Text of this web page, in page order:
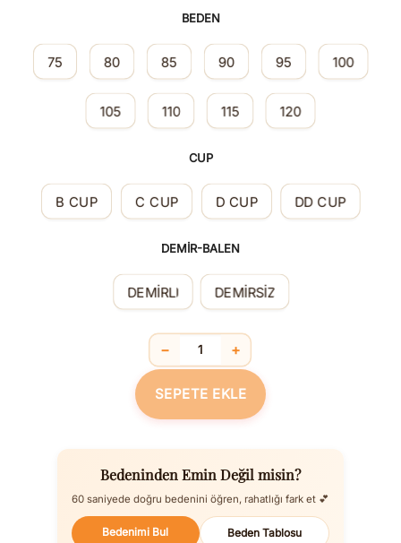
BEDEN
75 80 85 90 95 100
105 110 115 120
CUP
B CUP C CUP D CUP DD CUP
DEMİR-BALEN
DEMİRLİ DEMİRSİZ
Silikon Yastık Askılı Minimizer
− +
SEPETE EKLE
Bedeninden Emin Değil misin?
60 saniyede doğru bedenini öğren, rahatlığı fark et 💕
Bedenimi Bul Beden Tablosu